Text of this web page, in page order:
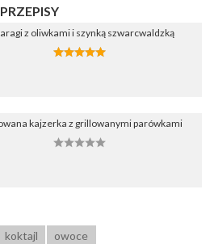
PRZEPISY
z oliwkami i szynką szwarcwaldzką
kajzerka z grillowanymi parówkami
koktajl owoce